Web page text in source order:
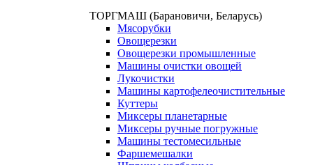
ТОРГМАШ (Барановичи, Беларусь)
Мясорубки
Овощерезки
Овощерезки промышленные
Машины очистки овощей
Лукочистки
Машины картофелеочистительные
Куттеры
Миксеры планетарные
Миксеры ручные погружные
Машины тестомесильные
Фаршемешалки